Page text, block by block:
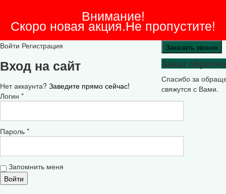
Внимание!
Скоро новая акция.Не пропустите!
Войти Регистрация
Вход на сайт
Нет аккаунта? Заведите прямо сейчас!
Логин *
Пароль *
Запомнить меня
Заказать звонок
Заказ
Спасибо за
свяжутся с Вами.